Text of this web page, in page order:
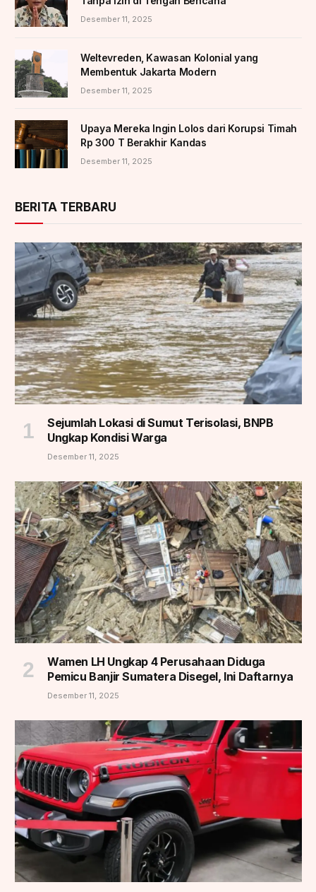
Desember 11, 2025
Weltevreden, Kawasan Kolonial yang
Membentuk Jakarta Modern
Desember 11, 2025
Upaya Mereka Ingin Lolos dari Korupsi Timah
Rp 300 T Berakhir Kandas
Desember 11, 2025
BERITA TERBARU
Sejumlah Lokasi di Sumut Terisolasi, BNPB
Ungkap Kondisi Warga
Desember 11, 2025
Wamen LH Ungkap 4 Perusahaan Diduga
Pemicu Banjir Sumatera Disegel, Ini Daftarnya
Desember 11, 2025